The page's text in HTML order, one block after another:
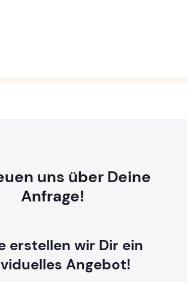
uns über Deine
Anfrage!
erstellen wir Dir ein
Angebot!